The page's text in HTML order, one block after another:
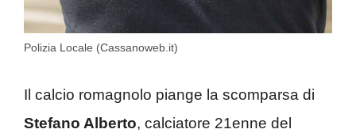
Polizia Locale (Cassanoweb.it)
Il calcio romagnolo piange la scomparsa di
Stefano Alberto, calciatore 21enne del